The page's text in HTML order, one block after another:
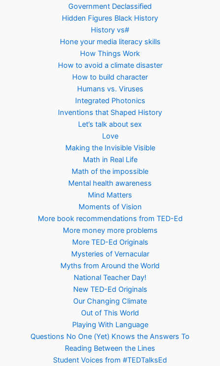
Government Declassified
Hidden Figures Black History
History vs#
Hone your media literacy skills
How Things Work
How to avoid a climate disaster
How to build character
Humans vs. Viruses
Integrated Photonics
Inventions that Shaped History
Let’s talk about sex
Love
Making the Invisible Visible
Math in Real Life
Math of the impossible
Mental health awareness
Mind Matters
Moments of Vision
More book recommendations from TED-Ed
More money more problems
More TED-Ed Originals
Mysteries of Vernacular
Myths from Around the World
National Teacher Day!
New TED-Ed Originals
Our Changing Climate
Out of This World
Playing With Language
Questions No One (Yet) Knows the Answers To
Reading Between the Lines
Student Voices from #TEDTalksEd